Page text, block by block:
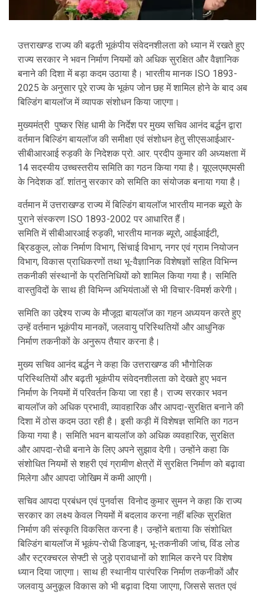
उत्तराखण्ड राज्य की बढ़ती भूकंपीय संवेदनशीलता को ध्यान में रखते हुए
राज्य सरकार ने भवन निर्माण नियमों को अधिक सुरक्षित और वैज्ञानिक
बनाने की दिशा में बड़ा कदम उठाया है। भारतीय मानक ISO 1893-
2025 के अनुसार पूरे राज्य के भूकंप जोन छह में शामिल होने के बाद अब
बिल्डिंग बायलाॅज में व्यापक संशोधन किया जाएगा।
मुख्यमंत्री पुष्कर सिंह धामी के निर्देश पर मुख्य सचिव आनंद बर्द्धन द्वारा
वर्तमान बिल्डिंग बायलाॅज की समीक्षा एवं संशोधन हेतु सीएसआईआर-
सीबीआरआई रुड़की के निदेशक प्रो. आर. प्रदीप कुमार की अध्यक्षता में
14 सदस्यीय उच्चस्तरीय समिति का गठन किया गया है। यूएलएमएमसी
के निदेशक डाॅ. शांतनु सरकार को समिति का संयोजक बनाया गया है।
वर्तमान में उत्तराखण्ड राज्य में बिल्डिंग बायलाॅज भारतीय मानक ब्यूरो के
पुराने संस्करण ISO 1893-2002 पर आधारित हैं।
समिति में सीबीआरआई रुड़की, भारतीय मानक ब्यूरो, आईआईटी,
ब्रिडकुल, लोक निर्माण विभाग, सिंचाई विभाग, नगर एवं ग्राम नियोजन
विभाग, विकास प्राधिकरणों तथा भू-वैज्ञानिक विशेषज्ञों सहित विभिन्न
तकनीकी संस्थानों के प्रतिनिधियों को शामिल किया गया है। समिति
वास्तुविदों के साथ ही विभिन्न अभियंताओं से भी विचार-विमर्श करेगी।
समिति का उद्देश्य राज्य के मौजूदा बायलाॅज का गहन अध्ययन करते हुए
उन्हें वर्तमान भूकंपीय मानकों, जलवायु परिस्थितियों और आधुनिक
निर्माण तकनीकों के अनुरूप तैयार करना है।
मुख्य सचिव आनंद बर्द्धन ने कहा कि उत्तराखण्ड की भौगोलिक
परिस्थितियों और बढ़ती भूकंपीय संवेदनशीलता को देखते हुए भवन
निर्माण के नियमों में परिवर्तन किया जा रहा है। राज्य सरकार भवन
बायलाॅज को अधिक प्रभावी, व्यावहारिक और आपदा-सुरक्षित बनाने की
दिशा में ठोस कदम उठा रही है। इसी कड़ी में विशेषज्ञ समिति का गठन
किया गया है। समिति भवन बायलाॅज को अधिक व्यवहारिक, सुरक्षित
और आपदा-रोधी बनाने के लिए अपने सुझाव देगी। उन्होंने कहा कि
संशोधित नियमों से शहरी एवं ग्रामीण क्षेत्रों में सुरक्षित निर्माण को बढ़ावा
मिलेगा और आपदा जोखिम में कमी आएगी।
सचिव आपदा प्रबंधन एवं पुनर्वास विनोद कुमार सुमन ने कहा कि राज्य
सरकार का लक्ष्य केवल नियमों में बदलाव करना नहीं बल्कि सुरक्षित
निर्माण की संस्कृति विकसित करना है। उन्होंने बताया कि संशोधित
बिल्डिंग बायलाॅज में भूकंप-रोधी डिजाइन, भू-तकनीकी जांच, विंड लोड
और स्ट्रक्चरल सेफ्टी से जुड़े प्रावधानों को शामिल करने पर विशेष
ध्यान दिया जाएगा। साथ ही स्थानीय पारंपरिक निर्माण तकनीकों और
जलवायु अनुकूल विकास को भी बढ़ावा दिया जाएगा, जिससे सतत एवं